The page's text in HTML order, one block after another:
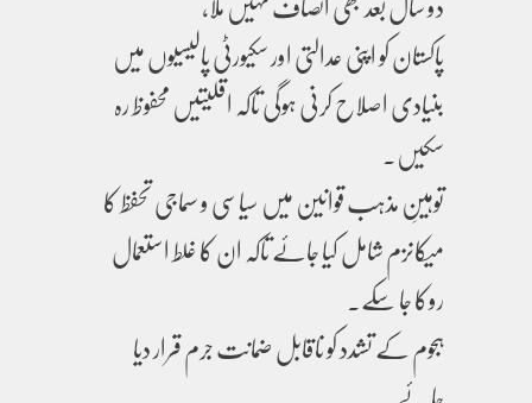
پاکستان کو اپنی عدالتی اور سکیورٹی پالیسیوں میں
بنیادی اصلاح کرنی ہوگی تاکہ اقلیتیں محفوظ رہ
سکیں۔
توہینِ مذہب قوانین میں سیاسی و سماجی تحفظ کا
میکانزم شامل کیا جائے تاکہ ان کا غلط استعمال
روکا جا سکے۔
ہجوم کے تشدد کو ناقابل ضمانت جرم قرار دیا